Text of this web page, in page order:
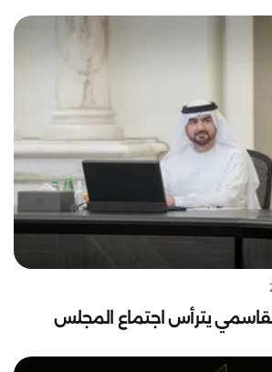
يترأس اجتماع المجلس